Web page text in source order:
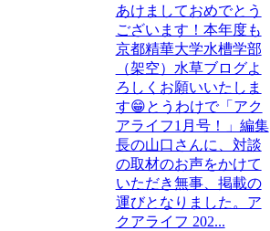
あけましておめでとう
ございます！本年度も
京都精華大学水槽学部
（架空）水草ブログよ
ろしくお願いいたしま
す😁とうわけで「アク
アライフ1月号！」編集
長の山口さんに、対談
の取材のお声をかけて
いただき無事、掲載の
運びとなりました。ア
クアライフ 202...